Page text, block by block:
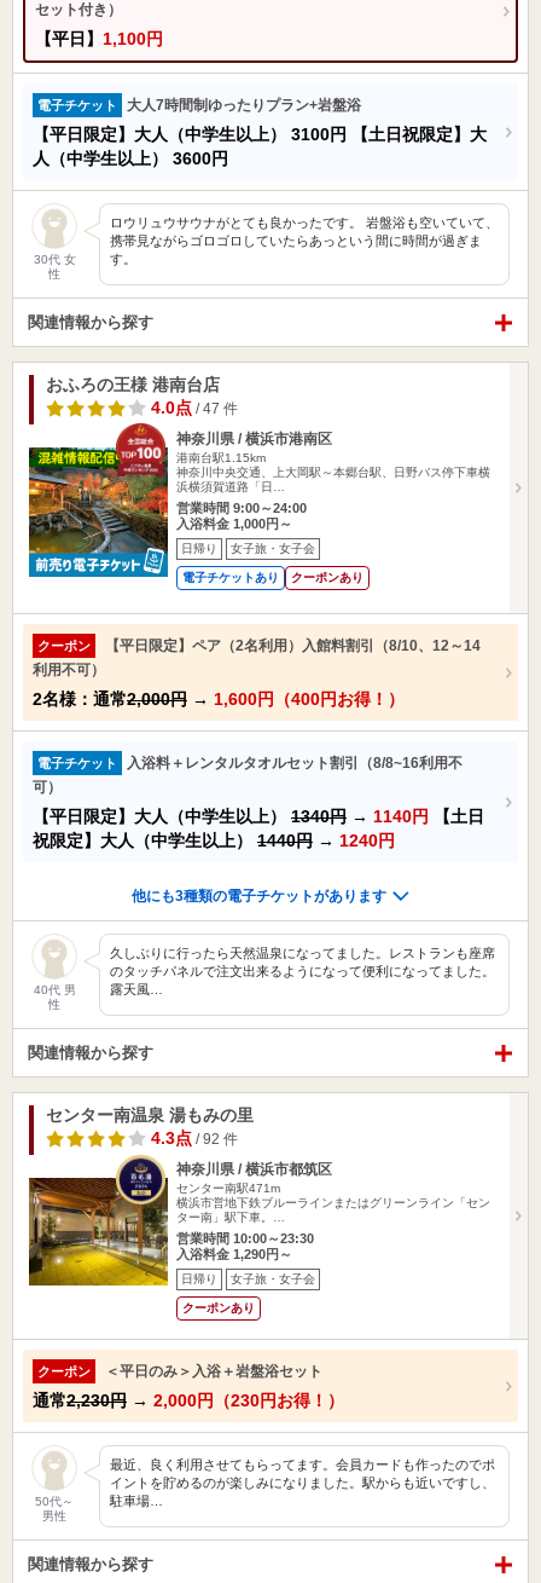
セット付き）
【平日】 1,100円
電子チケット 大人7時間制ゆったりプラン+岩盤浴
【平日限定】大人（中学生以上） 3100円
【土日祝限定】大
人（中学生以上） 3600円
30代 女
性
ロウリュウサウナがとても良かったです。 岩盤浴も空いていて、
携帯見ながらゴロゴロしていたらあっという間に時間が過ぎま
す。
関連情報から探す
おふろの王様 港南台店
4.0点 / 47 件
神奈川県 / 横浜市港南区
港南台駅1.15km
神奈川中央交通、上大岡駅～本郷台駅、日野バス停下車横
浜横須賀道路「日…
営業時間 9:00～24:00
入浴料金 1,000円～
日帰り 女子旅・女子会
電子チケットあり クーポンあり
クーポン
【平日限定】ペア（2名利用）入館料割引（8/10、12～14
利用不可）
2名様：通常2,000円 → 1,600円（400円お得！）
電子チケット
入浴料＋レンタルタオルセット割引（8/8~16利用不
可）
【平日限定】大人（中学生以上） 1340円 → 1140円
【土日
祝限定】大人（中学生以上） 1440円 → 1240円
他にも3種類の電子チケットがあります
40代 男
性
久しぶりに行ったら天然温泉になってました。レストランも座席
のタッチパネルで注文出来るようになって便利になってました。
露天風…
関連情報から探す
センター南温泉 湯もみの里
4.3点 / 92 件
神奈川県 / 横浜市都筑区
センター南駅471m
横浜市営地下鉄ブルーラインまたはグリーンライン「セン
ター南」駅下車。…
営業時間 10:00～23:30
入浴料金 1,290円～
日帰り 女子旅・女子会
クーポンあり
クーポン ＜平日のみ＞入浴＋岩盤浴セット
通常2,230円 → 2,000円（230円お得！）
50代～
男性
最近、良く利用させてもらってます。会員カードも作ったのでポ
イントを貯めるのが楽しみになりました。駅からも近いですし、
駐車場…
関連情報から探す